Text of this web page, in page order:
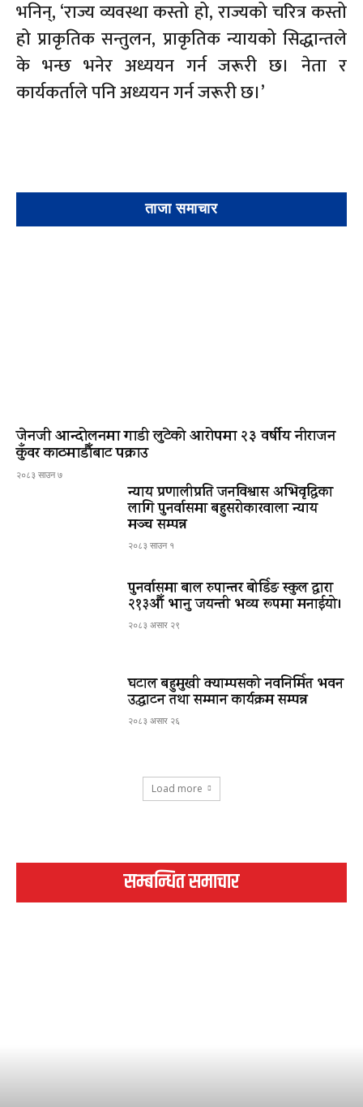
भनिन्, ‘राज्य व्यवस्था कस्तो हो, राज्यको चरित्र कस्तो
हो प्राकृतिक सन्तुलन, प्राकृतिक न्यायको सिद्धान्तले
के भन्छ भनेर अध्ययन गर्न जरूरी छ। नेता र
कार्यकर्ताले पनि अध्ययन गर्न जरूरी छ।’
ताजा समाचार
जेनजी आन्दोलनमा गाडी लुटेको आरोपमा २३ वर्षीय नीराजन
कुँवर काठमाडौँबाट पक्राउ
२०८३ साउन ७
न्याय प्रणालीप्रति जनविश्वास अभिवृद्धिका
लागि पुनर्वासमा बहुसरोकारवाला न्याय
मञ्च सम्पन्न
२०८३ साउन १
पुनर्वासमा बाल रुपान्तर बोर्डिङ स्कुल द्धारा
२१३औँ भानु जयन्ती भव्य रूपमा मनाईयो।
२०८३ असार २९
घटाल बहुमुखी क्याम्पसको नवनिर्मित भवन
उद्घाटन तथा सम्मान कार्यक्रम सम्पन्न
२०८३ असार २६
Load more
सम्बन्धित समाचार